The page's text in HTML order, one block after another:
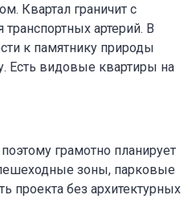
Квартал граничит с
артерий. В
к памятнику природы
Есть видовые квартиры на
грамотно планирует
зоны, парковые
проекта без архитектурных